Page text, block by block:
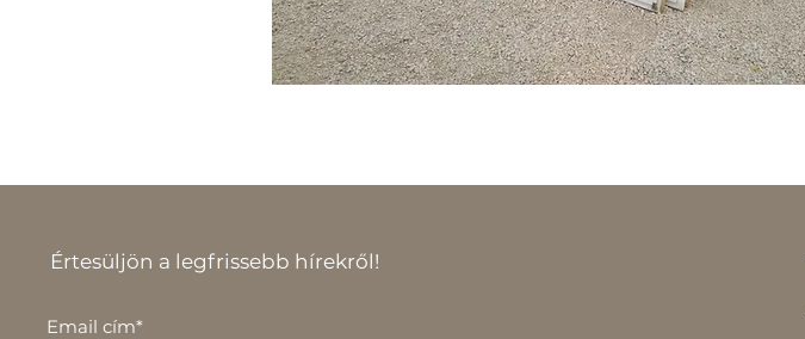
Értesüljön a legfrissebb hírekről!
Email cím*